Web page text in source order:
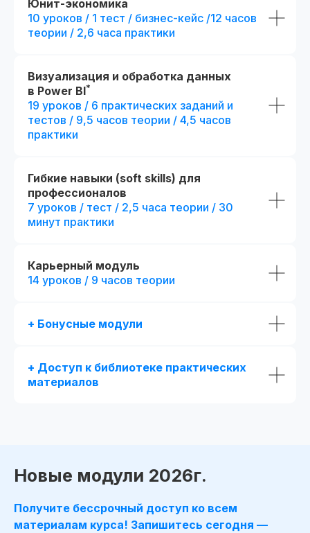
Юнит-экономика
10 уроков / 1 тест / бизнес-кейс /12 часов
теории / 2,6 часа практики
Визуализация и обработка данных
в Power BI*
19 уроков / 6 практических заданий и
тестов / 9,5 часов теории / 4,5 часов
практики
Гибкие навыки (soft skills) для
профессионалов
7 уроков / тест / 2,5 часа теории / 30
минут практики
Карьерный модуль
14 уроков / 9 часов теории
+ Бонусные модули
+ Доступ к библиотеке практических
материалов
Новые модули 2026г.
Получите бессрочный доступ ко всем
материалам курса! Запишитесь сегодня —
при покупке курса